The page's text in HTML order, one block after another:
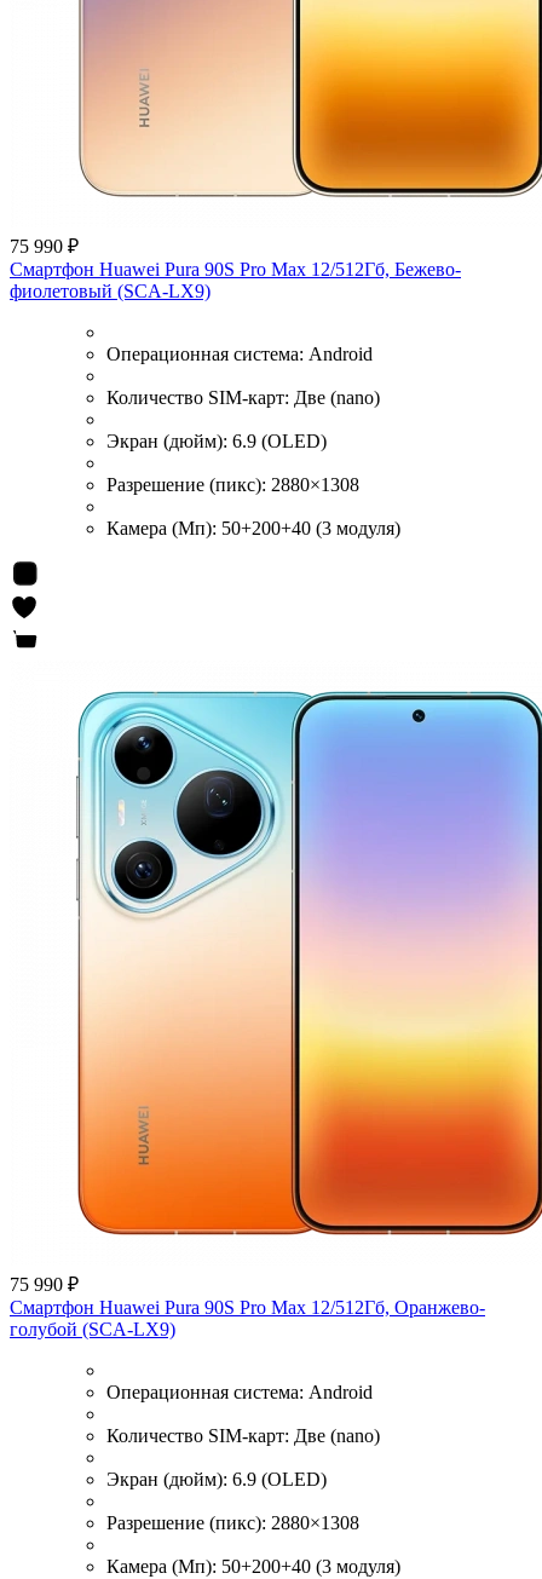
75 990 ₽
Смартфон Huawei Pura 90S Pro Max 12/512Гб, Бежево-
фиолетовый (SCA-LX9)
Операционная система: Android
Количество SIM-карт: Две (nano)
Экран (дюйм): 6.9 (OLED)
Разрешение (пикс): 2880×1308
Камера (Мп): 50+200+40 (3 модуля)
75 990 ₽
Смартфон Huawei Pura 90S Pro Max 12/512Гб, Оранжево-
голубой (SCA-LX9)
Операционная система: Android
Количество SIM-карт: Две (nano)
Экран (дюйм): 6.9 (OLED)
Разрешение (пикс): 2880×1308
Камера (Мп): 50+200+40 (3 модуля)